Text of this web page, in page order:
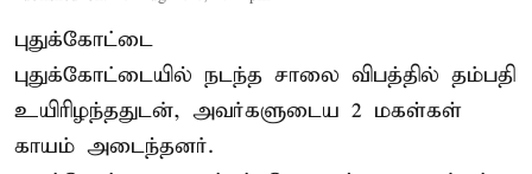
புதுக்கோட்டை
புதுக்கோட்டையில் நடந்த சாலை விபத்தில் தம்பதி
உயிரிழந்ததுடன், அவர்களுடைய 2 மகள்கள்
காயம் அடைந்தனர்.